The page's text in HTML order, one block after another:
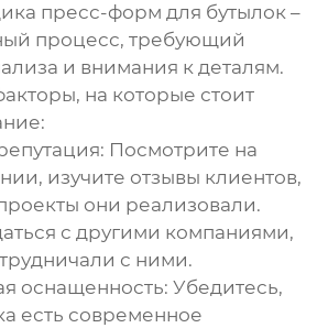
пресс-форм для бутылок –
процесс, требующий
и внимания к деталям.
на которые стоит
Посмотрите на
изучите отзывы клиентов,
они реализовали.
с другими компаниями,
с ними.
оснащенность: Убедитесь,
есть современное